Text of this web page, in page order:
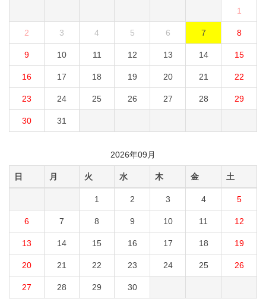
1
2 3 4 5 6 7 8
9 10 11 12 13 14 15
16 17 18 19 20 21 22
23 24 25 26 27 28 29
30 31
2026年09月
日 月 火 水 木 金 土
1 2 3 4 5
6 7 8 9 10 11 12
13 14 15 16 17 18 19
20 21 22 23 24 25 26
27 28 29 30